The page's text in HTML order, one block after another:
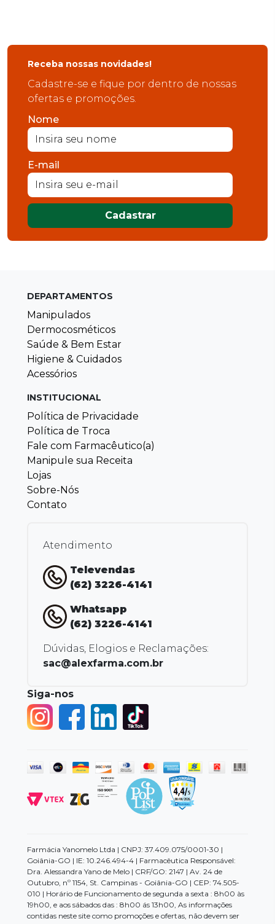
Receba nossas novidades!
Cadastre-se e fique por dentro de nossas
ofertas e promoções.
Nome
E-mail
Cadastrar
DEPARTAMENTOS
Manipulados
Dermocosméticos
Saúde & Bem Estar
Higiene & Cuidados
Acessórios
INSTITUCIONAL
Política de Privacidade
Política de Troca
Fale com Farmacêutico(a)
Manipule sua Receita
Lojas
Sobre-Nós
Contato
Atendimento
Televendas
(62) 3226-4141
Whatsapp
(62) 3226-4141
Dúvidas, Elogios e Reclamações:
sac@alexfarma.com.br
Siga-nos
Farmácia Yanomelo Ltda | CNPJ: 37.409.075/0001-30 |
Goiânia-GO | IE: 10.246.494-4 | Farmacêutica Responsável:
Dra. Alessandra Yano de Melo | CRF/GO: 2147 | Av. 24 de
Outubro, nº 1154, St. Campinas - Goiânia-GO | CEP: 74.505-
010 | Horário de Funcionamento de segunda a sexta : 8h00 às
19h00, e aos sábados das : 8h00 ás 13h00, As informações
contidas neste site como promoções e ofertas, não devem ser